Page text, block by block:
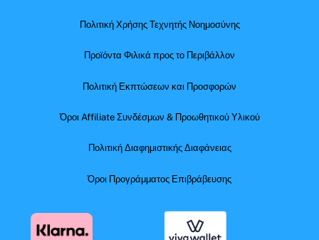
Πολιτική Χρήσης Τεχνητής Νοημοσύνης
Προϊόντα Φιλικά προς το Περιβάλλον
Πολιτική Εκπτώσεων και Προσφορών
Όροι Affiliate Συνδέσμων & Προωθητικού Υλικού
Πολιτική Διαφημιστικής Διαφάνειας
Όροι Προγράμματος Επιβράβευσης